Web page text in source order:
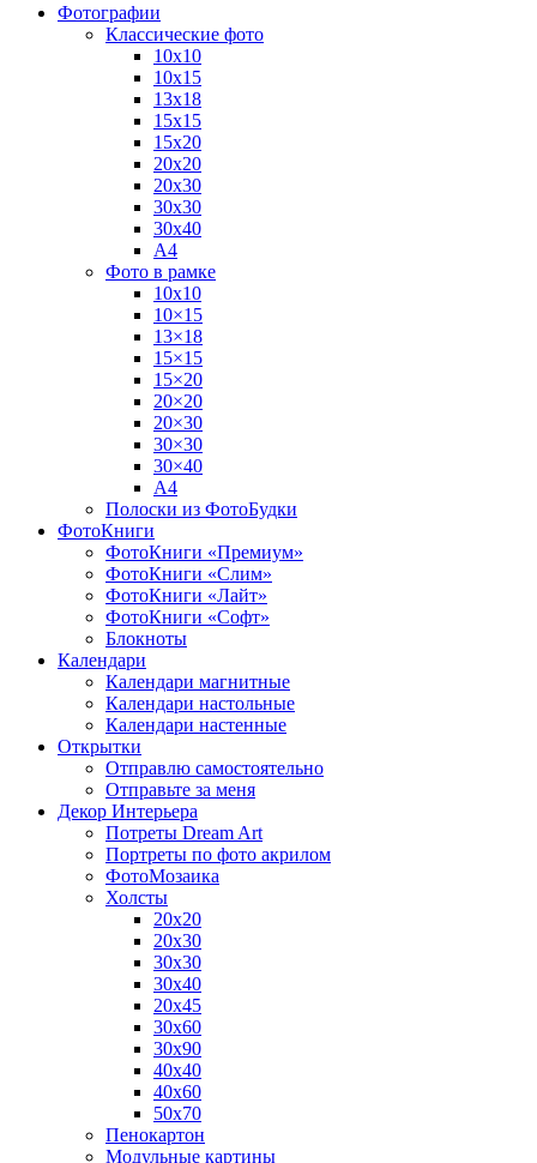
Фотографии
Классические фото
10х10
10х15
13х18
15х15
15х20
20х20
20х30
30х30
30х40
А4
Фото в рамке
10х10
10×15
13×18
15×15
15×20
20×20
20×30
30×30
30×40
A4
Полоски из ФотоБудки
ФотоКниги
ФотоКниги «Премиум»
ФотоКниги «Слим»
ФотоКниги «Лайт»
ФотоКниги «Софт»
Блокноты
Календари
Календари магнитные
Календари настольные
Календари настенные
Открытки
Отправлю самостоятельно
Отправьте за меня
Декор Интерьера
Потреты Dream Art
Портреты по фото акрилом
ФотоМозаика
Холсты
20х20
20х30
30х30
30х40
20х45
30х60
30х90
40х40
40х60
50х70
Пенокартон
Модульные картины